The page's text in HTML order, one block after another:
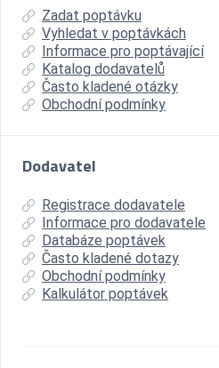
Zadat poptávku
Vyhledat v poptávkách
Informace pro poptávající
Katalog dodavatelů
Často kladené otázky
Obchodní podmínky
Dodavatel
Registrace dodavatele
Informace pro dodavatele
Databáze poptávek
Často kladené dotazy
Obchodní podmínky
Kalkulátor poptávek